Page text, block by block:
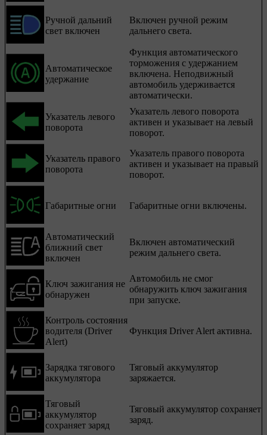
Ручной дальний
свет включен
Включен ручной режим
дальнего света.
Автоматическое
удержание
Функция автоматического
торможения с удержанием
включена. Неподвижный
автомобиль удерживается
автоматически.
Указатель левого
поворота
Указатель левого поворота
активен и указывает на левый
поворот.
Указатель правого
поворота
Указатель правого поворота
активен и указывает на правый
поворот.
Габаритные огни Габаритные огни включены.
Автоматический
ближний свет
включен
Включен автоматический
режим дальнего света.
Ключ зажигания не
обнаружен
Автомобиль не смог
обнаружить ключ зажигания
при запуске.
Контроль состояния
водителя (Driver
Alert)
Функция Driver Alert активна.
Зарядка тягового
аккумулятора
Тяговый аккумулятор
заряжается.
Тяговый
аккумулятор
сохраняет заряд
Тяговый аккумулятор сохраняет
заряд.